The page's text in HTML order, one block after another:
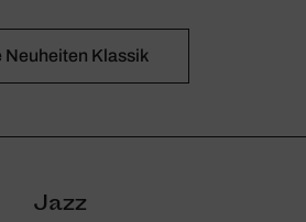
Neuheiten Klassik
Jazz